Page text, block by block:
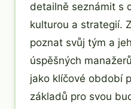
detailně seznámit s
kulturou a strategií.
poznat svůj tým a
úspěšných
jako klíčové období
základů pro svou